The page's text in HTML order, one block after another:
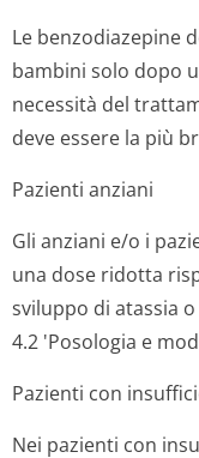
Le benzodiazepine
bambini solo dopo
necessità del
deve essere la più
Pazienti anziani
Gli anziani e/o i
una dose ridotta
sviluppo di atassia
4.2 'Posologia e
Pazienti con
Nei pazienti con